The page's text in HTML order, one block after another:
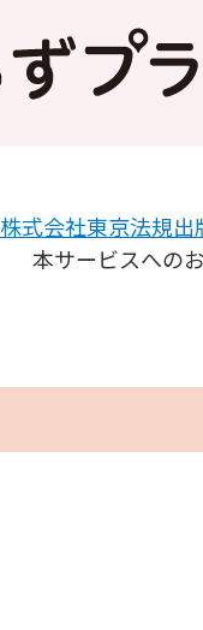
株式会社東京法規出
本サービスへの